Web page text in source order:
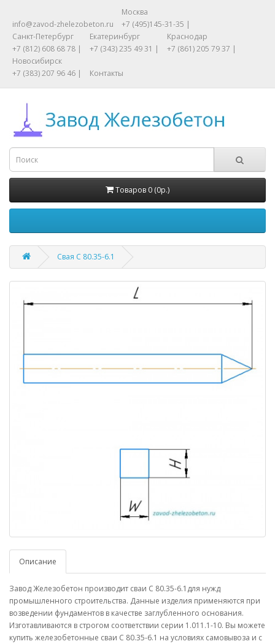
info@zavod-zhelezobeton.ru
Москва
+7 (495)145-31-35 |
Санкт-Петербург
+7 (812) 608 68 78 |
Екатеринбург
+7 (343) 235 49 31 |
Краснодар
+7 (861) 205 79 37 |
Новосибирск
+7 (383) 207 96 46 |
Контакты
Товаров 0 (0р.)
Свая С 80.35-6.1
Описание
Завод Железобетон производит сваи С 80.35-6.1для нужд
промышленного строительства. Данные изделия применяются при
возведении фундаментов в качестве заглубленного основания.
Изготавливаются в строгом соответствии серии 1.011.1-10. Вы можете
купить железобетонные сваи С 80.35-6.1 на условиях самовывоза и с